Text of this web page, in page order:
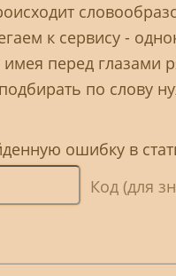
к сервису -
перед
по слову
ошибку в
Код (для